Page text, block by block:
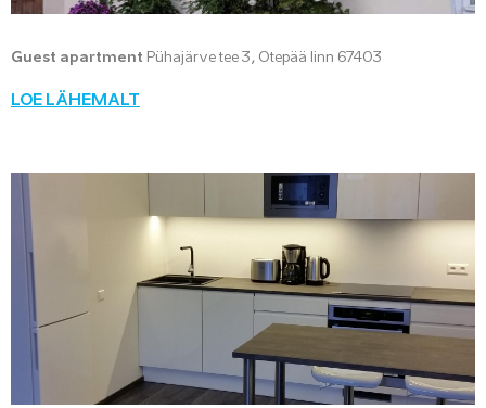
Guest apartment Pühajärve tee 3, Otepää linn 67403
LOE LÄHEMALT